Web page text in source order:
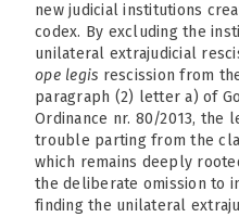
new judicial institutions
codex. By excluding the
unilateral extrajudicial
ope legis rescission from
paragraph (2) letter a) of
Ordinance nr. 80/2013, the
trouble parting from the
which remains deeply
the deliberate omission to
finding the unilateral